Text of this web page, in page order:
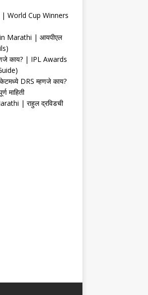
| World Cup Winners
Marathi | आयपीएल
काय? | IPL Awards
DRS म्हणजे काय?
माहिती
| राहुल द्रविडची